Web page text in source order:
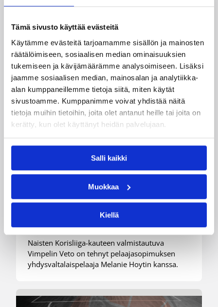
Tämä sivusto käyttää evästeitä
Käytämme evästeitä tarjoamamme sisällön ja mainosten
räätälöimiseen, sosiaalisen median ominaisuuksien
tukemiseen ja kävijämäärämme analysoimiseen. Lisäksi
jaamme sosiaalisen median, mainosalan ja analytiikka-
alan kumppaneillemme tietoja siitä, miten käytät
sivustoamme. Kumppanimme voivat yhdistää näitä
tietoja muihin tietoihin, joita olet antanut heille tai joita on
kerätty, kun olet käyttänyt heidän palvelujaan.
Salli kaikki
Muokkaa
Kiellä
ammattilaisuraansa yliopistovuosien jälkeen.
Naisten Korisliiga06.08.2026 09:38
Melanie Hoyt Vimpelin Vedon
Naisten Korisliiga-kauteen valmistautuva
Vimpelin Veto on tehnyt pelaajasopimuksen
yhdysvaltalaispelaaja Melanie Hoytin kanssa.